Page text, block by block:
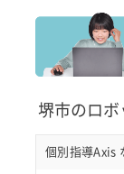
堺市のロボ
個別指導Axis